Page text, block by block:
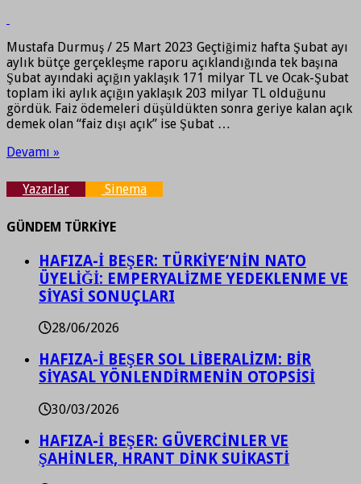
Mustafa Durmuş / 25 Mart 2023 Geçtiğimiz hafta Şubat ayı
aylık bütçe gerçekleşme raporu açıklandığında tek başına
Şubat ayındaki açığın yaklaşık 171 milyar TL ve Ocak-Şubat
toplam iki aylık açığın yaklaşık 203 milyar TL olduğunu
gördük. Faiz ödemeleri düşüldükten sonra geriye kalan açık
demek olan “faiz dışı açık” ise Şubat …
Devamı »
Yazarlar Sinema
GÜNDEM TÜRKİYE
HAFIZA-İ BEŞER: TÜRKİYE’NİN NATO
ÜYELİĞİ: EMPERYALİZME YEDEKLENME VE
SİYASİ SONUÇLARI
28/06/2026
HAFIZA-İ BEŞER SOL LİBERALİZM: BİR
SİYASAL YÖNLENDİRMENİN OTOPSİSİ
30/03/2026
HAFIZA-İ BEŞER: GÜVERCİNLER VE
ŞAHİNLER, HRANT DİNK SUİKASTİ